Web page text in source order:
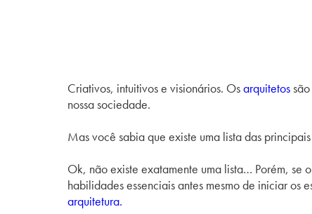
Criativos, intuitivos e visionários. Osarquitetos
nossa sociedade.
Mas você sabia que existe uma lista das
Ok, não existe exatamente uma lista… Porém, se
habilidades essenciais antes mesmo de iniciar os
arquitetura.